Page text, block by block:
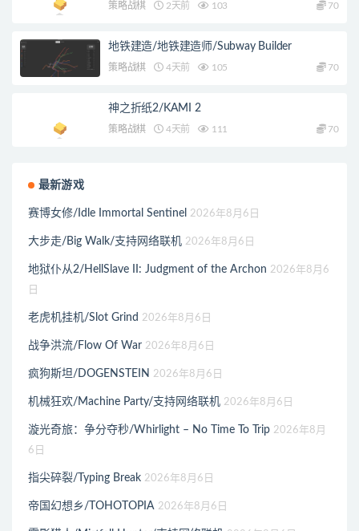
策略战棋 2天前 103 70
地铁建造/地铁建造师/Subway Builder
策略战棋 4天前 105 70
神之折纸2/KAMI 2
策略战棋 4天前 111 70
最新游戏
赛博女修/Idle Immortal Sentinel 2026年8月6日
大步走/Big Walk/支持网络联机 2026年8月6日
地狱仆从2/HellSlave II: Judgment of the Archon 2026年8月6
日
老虎机挂机/Slot Grind 2026年8月6日
战争洪流/Flow Of War 2026年8月6日
疯狗斯坦/DOGENSTEIN 2026年8月6日
机械狂欢/Machine Party/支持网络联机 2026年8月6日
漩光奇旅：争分夺秒/Whirlight – No Time To Trip 2026年8月
6日
指尖碎裂/Typing Break 2026年8月6日
帝国幻想乡/TOHOTOPIA 2026年8月6日